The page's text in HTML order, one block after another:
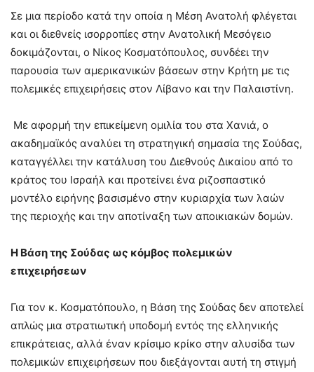
Σε μια περίοδο κατά την οποία η Μέση Ανατολή φλέγεται
και οι διεθνείς ισορροπίες στην Ανατολική Μεσόγειο
δοκιμάζονται, ο Νίκος Κοσματόπουλος, συνδέει την
παρουσία των αμερικανικών βάσεων στην Κρήτη με τις
πολεμικές επιχειρήσεις στον Λίβανο και την Παλαιστίνη.
Με αφορμή την επικείμενη ομιλία του στα Χανιά, ο
ακαδημαϊκός αναλύει τη στρατηγική σημασία της Σούδας,
καταγγέλλει την κατάλυση του Διεθνούς Δικαίου από το
κράτος του Ισραήλ και προτείνει ένα ριζοσπαστικό
μοντέλο ειρήνης βασισμένο στην κυριαρχία των λαών
της περιοχής και την αποτίναξη των αποικιακών δομών.
Η Βάση της Σούδας ως κόμβος πολεμικών
επιχειρήσεων
Για τον κ. Κοσματόπουλο, η Βάση της Σούδας δεν αποτελεί
απλώς μια στρατιωτική υποδομή εντός της ελληνικής
επικράτειας, αλλά έναν κρίσιμο κρίκο στην αλυσίδα των
πολεμικών επιχειρήσεων που διεξάγονται αυτή τη στιγμή